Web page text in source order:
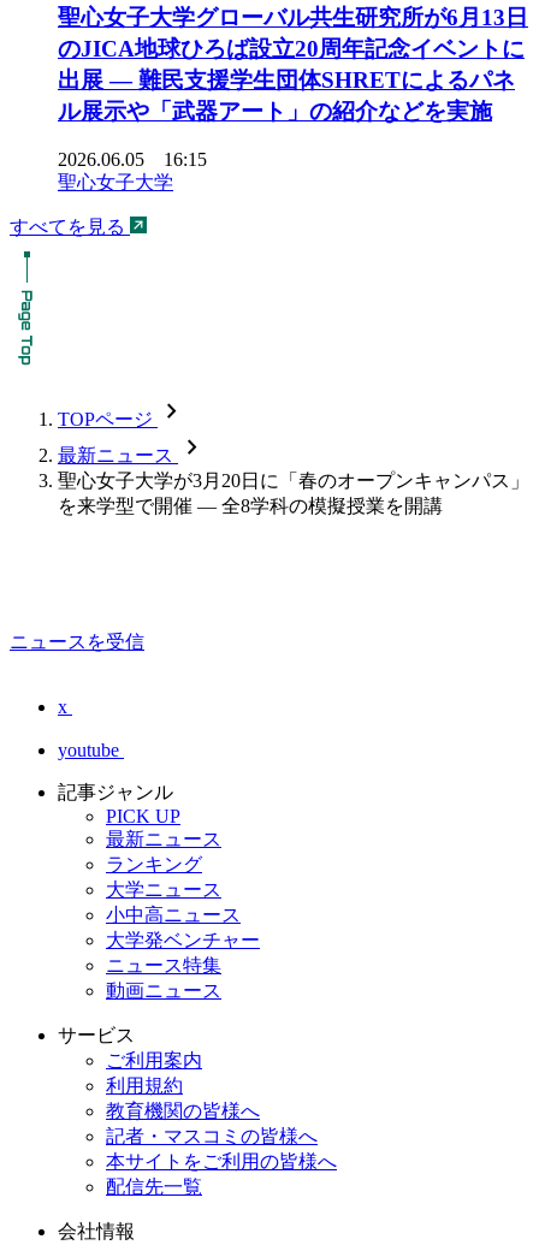
聖心女子大学グローバル共生研究所が6月13日
のJICA地球ひろば設立20周年記念イベントに
出展 ― 難民支援学生団体SHRETによるパネ
ル展示や「武器アート」の紹介などを実施
2026.06.05 16:15
聖心女子大学
すべてを見る
TOPページ chevron_forward
最新ニュース chevron_forward
聖心女子大学が3月20日に「春のオープンキャンパス」
を来学型で開催 — 全8学科の模擬授業を開講
ニュースを受信
x
youtube
記事ジャンル
PICK UP
最新ニュース
ランキング
大学ニュース
小中高ニュース
大学発ベンチャー
ニュース特集
動画ニュース
サービス
ご利用案内
利用規約
教育機関の皆様へ
記者・マスコミの皆様へ
本サイトをご利用の皆様へ
配信先一覧
会社情報